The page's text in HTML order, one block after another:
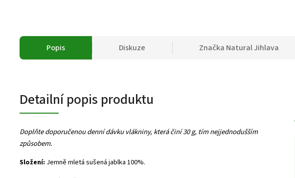
Popis Diskuze Značka Natural Jihlava
Detailní popis produktu
Doplňte doporučenou denní dávku vlákniny, která činí 30 g, tím nejjednodušším
způsobem.
Složení: Jemně mletá sušená jablka 100%.